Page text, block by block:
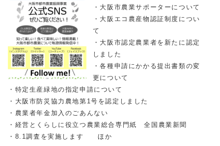
・大阪市農業サポーターについて
・大阪エコ農産物認証制度につい
て
・大阪市認定農業者を新たに認定
しました
・各種申請にかかる提出書類の変
更について
・特定生産緑地の指定申請について
・大阪市防災協力農地第1号を認定しました
・農業者年金加入のごあんない
・経営とくらしに役立つ農業総合専門紙 全国農業新聞
・8.1調査を実施します ほか